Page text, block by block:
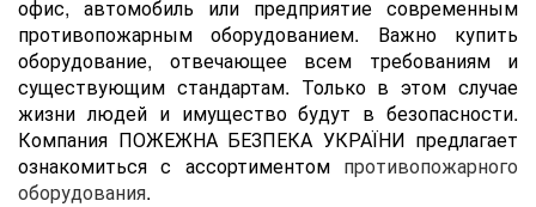
офис, автомобиль или предприятие современным
противопожарным оборудованием. Важно купить
оборудование, отвечающее всем требованиям и
существующим стандартам. Только в этом случае
жизни людей и имущество будут в безопасности.
Компания ПОЖЕЖНА БЕЗПЕКА УКРАЇНИ предлагает
ознакомиться с ассортиментом противопожарного
оборудования.